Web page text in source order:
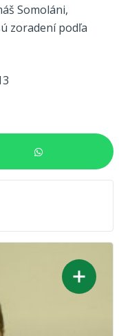
Somoláni,
zoradení podľa